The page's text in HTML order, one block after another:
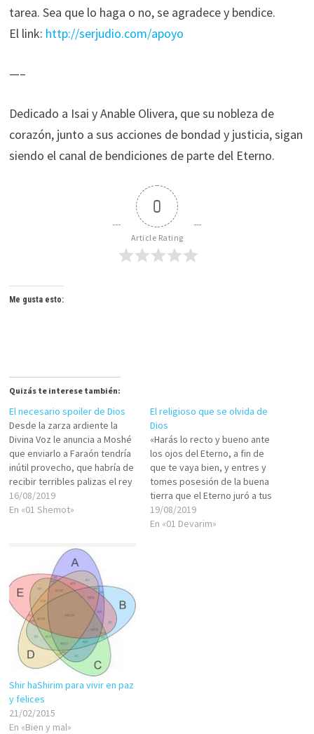
tarea. Sea que lo haga o no, se agradece y bendice.
El link: http://serjudio.com/apoyo
—–
Dedicado a Isai y Anable Olivera, que su nobleza de
corazón, junto a sus acciones de bondad y justicia, sigan
siendo el canal de bendiciones de parte del Eterno.
0
Article Rating
Me gusta esto:
Quizás te interese también:
El necesario spoiler de Dios
Desde la zarza ardiente la
Divina Voz le anuncia a Moshé
que enviarlo a Faraón tendría
inútil provecho, que habría de
recibir terribles palizas el rey
y su pueblo antes de permitir
la salida de los israelitas. «וַֽאֲנִ֣י
16/08/2019
En «01 Shemot»
El religioso que se olvida de
Dios
«Harás lo recto y bueno ante
los ojos del Eterno, a fin de
que te vaya bien, y entres y
tomes posesión de la buena
tierra que el Eterno juró a tus
padres»(Devarim/Deuterono
mio 6:18) ¿Por qué será que
19/08/2019
En «01 Devarim»
Shir haShirim para vivir en paz
y felices
21/02/2015
En «Bien y mal»